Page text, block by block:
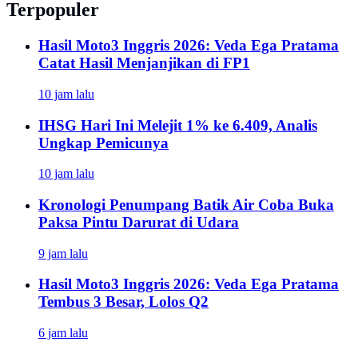
Terpopuler
Hasil Moto3 Inggris 2026: Veda Ega Pratama
Catat Hasil Menjanjikan di FP1
10 jam lalu
IHSG Hari Ini Melejit 1% ke 6.409, Analis
Ungkap Pemicunya
10 jam lalu
Kronologi Penumpang Batik Air Coba Buka
Paksa Pintu Darurat di Udara
9 jam lalu
Hasil Moto3 Inggris 2026: Veda Ega Pratama
Tembus 3 Besar, Lolos Q2
6 jam lalu